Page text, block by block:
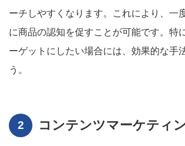
ーチしやすくなります。これにより、一
に商品の認知を促すことが可能です。特
ーゲットにしたい場合には、効果的な手
う。
コンテンツマーケティ